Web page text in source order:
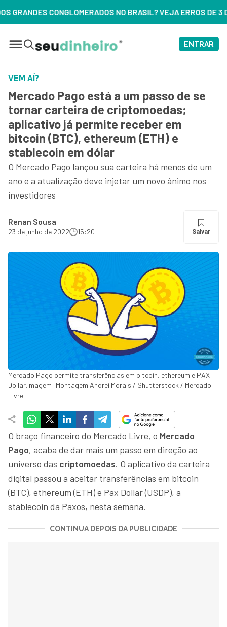
NO BRASIL? VEJA ERROS DE 3 DELES – ASSISTA AGORA
ENTRAR
VEM AÍ?
Mercado Pago está a um passo de se
tornar carteira de criptomoedas;
aplicativo já permite receber em
bitcoin (BTC), ethereum (ETH) e
stablecoin em dólar
O Mercado Pago lançou sua carteira há menos de um
ano e a atualização deve injetar um novo ânimo nos
investidores
Renan Sousa
23 de junho de 2022 15:20 Salvar
Mercado Pago permite transferências em bitcoin, ethereum e PAX
Dollar.Imagem: Montagem Andrei Morais / Shutterstock / Mercado
Livre
O braço financeiro do Mercado Livre, o Mercado
Pago, acaba de dar mais um passo em direção ao
universo das criptomoedas. O aplicativo da carteira
digital passou a aceitar transferências em bitcoin
(BTC), ethereum (ETH) e Pax Dollar (USDP), a
stablecoin da Paxos, nesta semana.
CONTINUA DEPOIS DA PUBLICIDADE